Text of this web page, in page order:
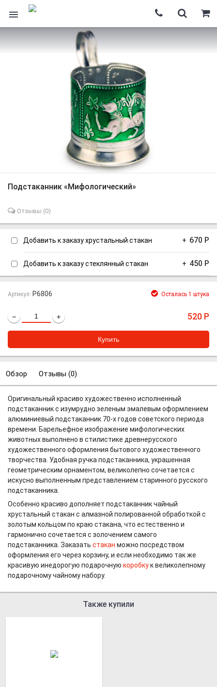
Подстаканник «Мифологический»
Отзывы (0)
Добавить к заказу хрустальный стакан + 670 Р
Добавить к заказу стеклянный стакан + 450 Р
Артикул: P6806 Осталась 1 штука
− + 520 Р
Обзор Отзывы (0)
Оригинальный красиво художественно исполненный
подстаканник с изумрудно зеленым эмалевым оформлением
алюминиевый подстаканник 70-х годов советского периода
времени. Барельефное изображение мифологических
животных выполнено в стилистике древнерусского
художественного оформления бытового художественного
творчества. Удобная ручка подстаканника, украшенная
геометрическим орнаментом, великолепно сочетается с
искусно выполненным представлением старинного русского
подстаканника.
Особенно красиво дополняет подстаканник чайный
хрустальный стакан с алмазной полированной обработкой с
золотым кольцом по краю стакана, что естественно и
гармонично сочетается с золочением самого
подстаканника. Заказать стакан можно посредством
оформления его через корзину, и если необходимо так же
красивую инедорогую подарочную коробкук великолепному
подарочному чайному набору.
Также купили